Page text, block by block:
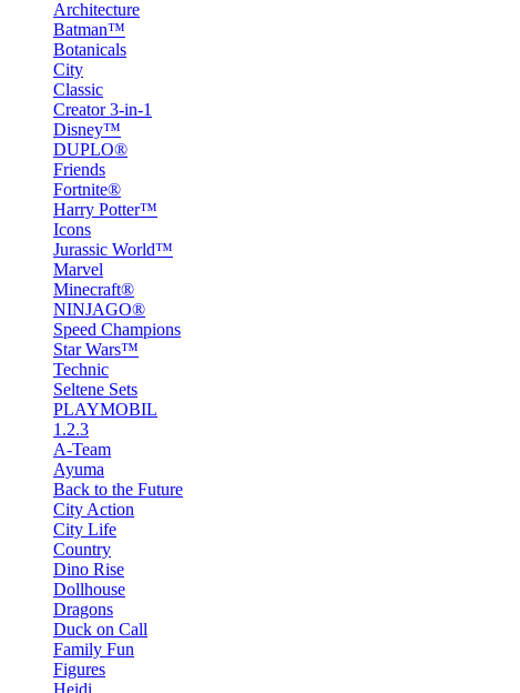
Architecture
Batman™
Botanicals
City
Classic
Creator 3-in-1
Disney™
DUPLO®
Friends
Fortnite®
Harry Potter™
Icons
Jurassic World™
Marvel
Minecraft®
NINJAGO®
Speed Champions
Star Wars™
Technic
Seltene Sets
PLAYMOBIL
1.2.3
A-Team
Ayuma
Back to the Future
City Action
City Life
Country
Dino Rise
Dollhouse
Dragons
Duck on Call
Family Fun
Figures
Heidi